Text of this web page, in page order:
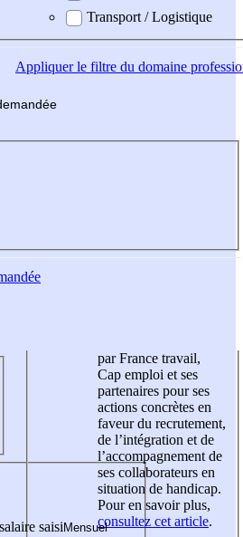
Transport / Logistique
Appliquerle filtre du domaine
saisi
par France travail,
Cap emploi et ses
partenaires pour ses
actions concrètes en
faveur du recrutement,
de l’intégration et de
l’accompagnement de
ses collaborateurs en
situation de handicap.
Pour en savoir plus,
consultez cet article.